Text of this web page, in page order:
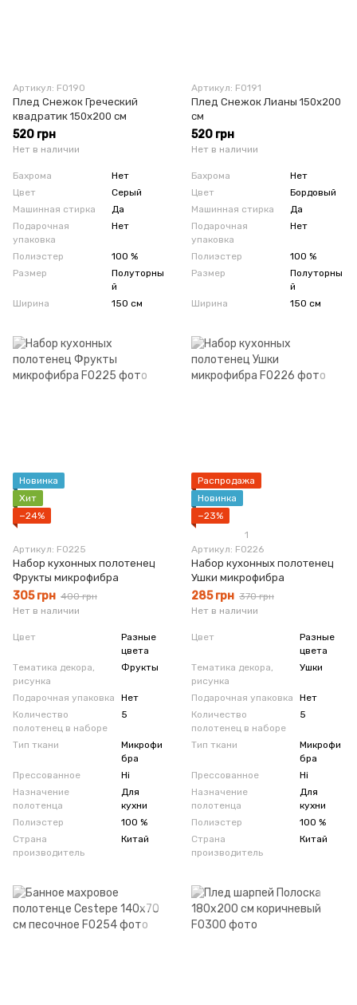
Артикул: F0190
Плед Снежок Греческий
квадратик 150х200 см
520 грн
Нет в наличии
Бахрома
Нет
Цвет
Серый
Машинная стирка
Да
Подарочная
упаковка
Нет
Полиэстер
100 %
Размер
Полуторны
й
Ширина
150 см
Артикул: F0191
Плед Снежок Лианы 150x200
см
520 грн
Нет в наличии
Бахрома
Нет
Цвет
Бордовый
Машинная стирка
Да
Подарочная
упаковка
Нет
Полиэстер
100 %
Размер
Полуторны
й
Ширина
150 см
Новинка
Хит
−24%
Артикул: F0225
Набор кухонных полотенец
Фрукты микрофибра
305 грн 400 грн
Нет в наличии
Цвет
Разные
цвета
Тематика декора,
рисунка
Фрукты
Подарочная упаковка
Нет
Количество
полотенец в наборе
5
Тип ткани
Микрофи
бра
Прессованное
Ні
Назначение
полотенца
Для
кухни
Полиэстер
100 %
Страна
производитель
Китай
Распродажа
Новинка
−23%
1
Артикул: F0226
Набор кухонных полотенец
Ушки микрофибра
285 грн 370 грн
Нет в наличии
Цвет
Разные
цвета
Тематика декора,
рисунка
Ушки
Подарочная упаковка
Нет
Количество
полотенец в наборе
5
Тип ткани
Микрофи
бра
Прессованное
Ні
Назначение
полотенца
Для
кухни
Полиэстер
100 %
Страна
производитель
Китай